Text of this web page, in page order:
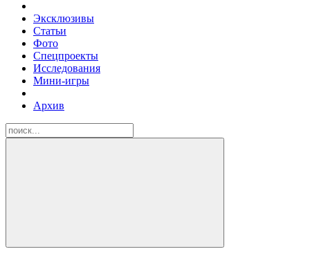
Эксклюзивы
Статьи
Фото
Спецпроекты
Исследования
Мини-игры
Архив